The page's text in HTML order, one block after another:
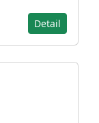
Detail